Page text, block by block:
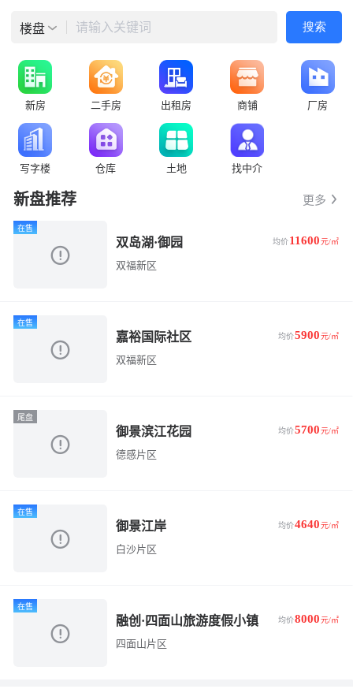
楼盘 请输入关键词 搜索
新房 二手房 出租房 商铺 厂房
写字楼 仓库 土地 找中介
新盘推荐 更多
在售
双岛湖·御园 均价11600元/㎡
双福新区
在售
嘉裕国际社区 均价5900元/㎡
双福新区
尾盘
御景滨江花园 均价5700元/㎡
德感片区
在售
御景江岸 均价4640元/㎡
白沙片区
在售
融创·四面山旅游度假小镇 均价8000元/㎡
四面山片区